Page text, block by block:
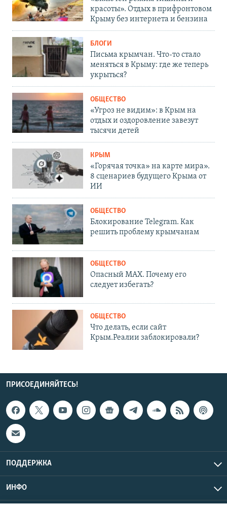
красоты». Отдых в прифронтовом
Крыму без интернета и бензина
БЛОГИ
Письма крымчан. Что-то стало
меняться в Крыму: где же теперь
укрыться?
ОБЩЕСТВО
«Угроз не видим»: в Крым на
отдых и оздоровление завезут
тысячи детей
КРЫМ
«Горячая точка» на карте мира».
8 сценариев будущего Крыма от
ИИ
ОБЩЕСТВО
Блокирование Telegram. Как
решить проблему крымчанам
ОБЩЕСТВО
Опасный MAX. Почему его
следует избегать?
ОБЩЕСТВО
Что делать, если сайт
Крым.Реалии заблокировали?
ПРИСОЕДИНЯЙТЕСЬ!
ПОДДЕРЖКА
ИНФО